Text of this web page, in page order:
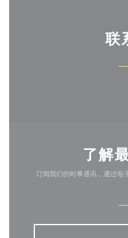
联
了解
订阅我们的时事通讯，通过电